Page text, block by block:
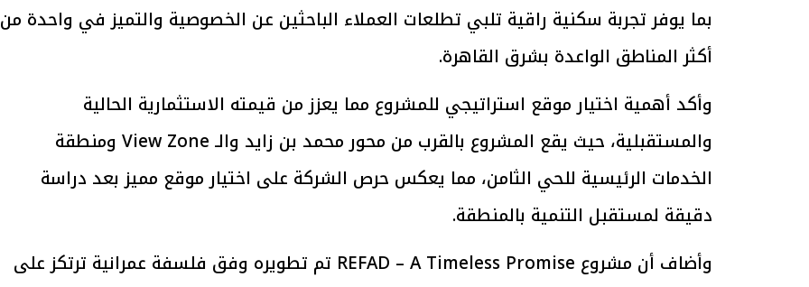
بما يوفر تجربة سكنية راقية تلبي تطلعات العملاء الباحثين عن الخصوصية والتميز في واحدة من
أكثر المناطق الواعدة بشرق القاهرة.
وأكد أهمية اختيار موقع استراتيجي للمشروع مما يعزز من قيمته الاستثمارية الحالية
والمستقبلية، حيث يقع المشروع بالقرب من محور محمد بن زايد والـ View Zone ومنطقة
الخدمات الرئيسية للحي الثامن، مما يعكس حرص الشركة على اختيار موقع مميز بعد دراسة
دقيقة لمستقبل التنمية بالمنطقة.
وأضاف أن مشروع REFAD – A Timeless Promise تم تطويره وفق فلسفة عمرانية ترتكز على